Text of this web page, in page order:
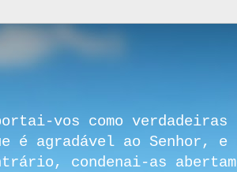
vos como
agradável ao Senhor, e
condenai-as